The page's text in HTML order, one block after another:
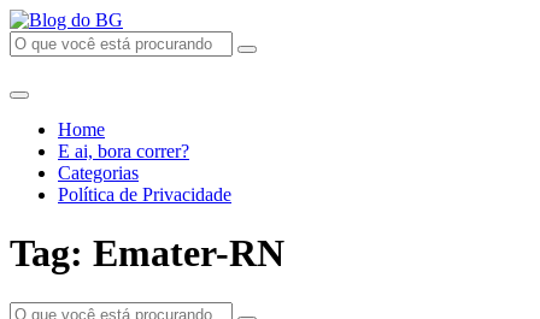
Home
E ai, bora correr?
Categorias
Política de Privacidade
Tag: Emater-RN